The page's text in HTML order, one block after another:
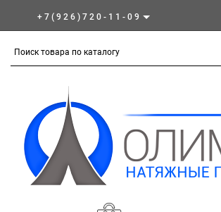
+7(926)720-11-09